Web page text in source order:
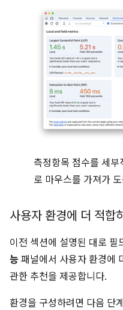
측정항목 점수를 세부
로 마우스를 가져가
사용자 환경에 더 적합
이전 섹션에 설명된 대로 필
능 패널에서 사용자 환경에
관한 추천을 제공합니다.
환경을 구성하려면 다음 단